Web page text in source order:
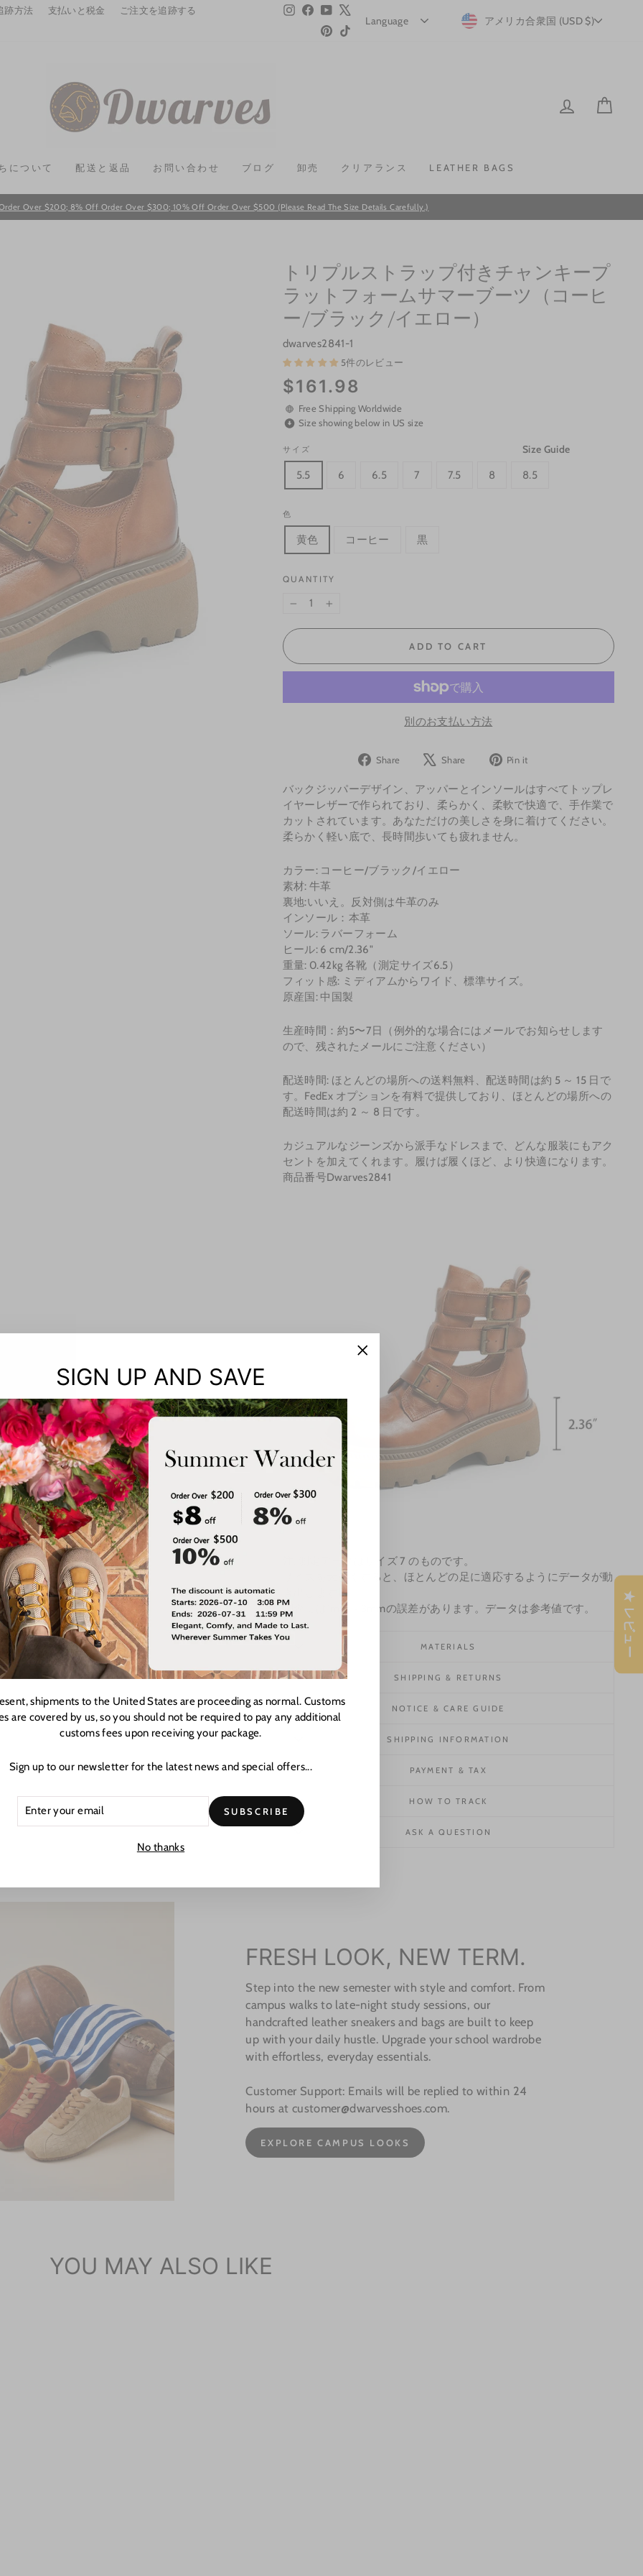
跡方法 支払いと税金
ご注文を追跡する
InstagramFacebook
YouTube
Pinterest
CURRENCY
アメリカ合衆国 (USD $)
LOG IN
について 配送と返品 お問い合わせ ブログ 卸売 クリアランス LEATHER BAGS
Pause
Over $200; 8% Off Order Over $300; 10% Off Order Over $500 (Please Read The Size Details Carefully.)
トリプルストラップ付きチャンキープ
ラットフォームサマーブーツ（コーヒ
ー/ブラック/イエロー）
dwarves2841-1
5件のレビュー
Regular
price
$161.98
Free Shipping Worldwide
Size showing below in US size
Size Guide
サイズ
5.5 6 6.5 7 7.5 8 8.5
色
黄色 コーヒー 黒
QUANTITY
ADD TO CART
別のお支払い方法
Share
Share
Facebook
Share
Tweet
X
Pin it
Pinterest
バックジッパーデザイン、アッパーとインソールはすべてトップレ
イヤーレザーで作られており、柔らかく、柔軟で快適で、手作業で
カットされています。あなただけの美しさを身に着けてください。
柔らかく軽い底で、長時間歩いても​​疲れません。
カラー: コーヒー/ブラック/イエロー
素材: 牛革
裏地:いいえ。反対側は牛革のみ
インソール： 本革
ソール: ラバーフォーム
ヒール: 6 cm/2.36"
重量: 0.42kg 各靴（測定サイズ6.5）
フィット感: ミディアムからワイド、標準サイズ。
原産国: 中国製
生産時間：約5〜7日（例外的な場合にはメールでお知らせします
ので、残されたメールにご注意ください）
配送時間: ほとんどの場所への送料無料、配送時間は約 5 ～ 15 日で
す。FedEx オプションを有料で提供しており、ほとんどの場所への
配送時間は約 2 ～ 8 日です。
カジュアルなジーンズから派手なドレスまで、どんな服装にもアク
セントを加えてくれます。履けば履くほど、より快適になります。
商品番号Dwarves2841
注: 測定データはサイズ 7 のものです。
サイズを大きくすると、ほとんどの足に適応するようにデータが動
き出します。
調査には1mm～3mmの誤差があります。データは参考値です。
MATERIALS
SHIPPING & RETURNS
NOTICE & CARE GUIDE
SHIPPING INFORMATION
PAYMENT & TAX
HOW TO TRACK
ASK A QUESTION
FRESH LOOK, NEW TERM.
Step into the new semester with style and comfort. From
campus walks to late-night study sessions, our
handcrafted leather sneakers and bags are built to keep
up with your daily hustle. Upgrade your school wardrobe
with effortless, everyday essentials.
Customer Support: Emails will be replied to within 24
hours at customer@dwarvesshoes.com.
EXPLORE CAMPUS LOOKS
YOU MAY ALSO LIKE
SIGN UP AND SAVE
shipments to the United States are proceeding as normal. Customs
are covered by us, so you should not be required to pay any additional
customs fees upon receiving your package.
Sign up to our newsletter for the latest news and special offers...
SUBSCRIBE
No thanks
★ レビュー